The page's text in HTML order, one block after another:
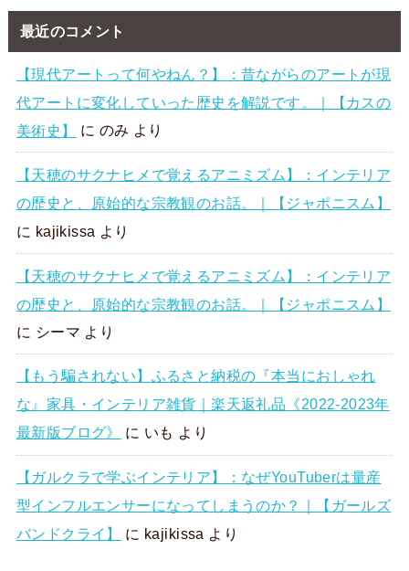
最近のコメント
【現代アートって何やねん？】：昔ながらのアートが現
代アートに変化していった歴史を解説です。｜【カスの
美術史】
に のみ より
【天穂のサクナヒメで覚えるアニミズム】：インテリア
の歴史と、原始的な宗教観のお話。｜【ジャポニスム】
に kajikissa より
【天穂のサクナヒメで覚えるアニミズム】：インテリア
の歴史と、原始的な宗教観のお話。｜【ジャポニスム】
に シーマ より
【もう騙されない】ふるさと納税の『本当におしゃれ
な』家具・インテリア雑貨｜楽天返礼品《2022-2023年
最新版ブログ》
に いも より
【ガルクラで学ぶインテリア】：なぜYouTuberは量産
型インフルエンサーになってしまうのか？｜【ガールズ
バンドクライ】
に kajikissa より